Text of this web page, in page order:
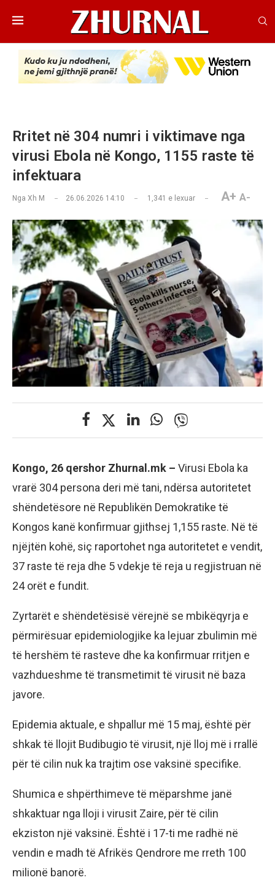
Rritet në 304 numri i viktimave nga
virusi Ebola në Kongo, 1155 raste të
infektuara
Nga Xh M 26.06.2026 14:10 1,341 e lexuar A+ A-
Kongo, 26 qershor Zhurnal.mk – Virusi Ebola ka
vrarë 304 persona deri më tani, ndërsa autoritetet
shëndetësore në Republikën Demokratike të
Kongos kanë konfirmuar gjithsej 1,155 raste. Në të
njëjtën kohë, siç raportohet nga autoritetet e vendit,
37 raste të reja dhe 5 vdekje të reja u regjistruan në
24 orët e fundit.
Zyrtarët e shëndetësisë vërejnë se mbikëqyrja e
përmirësuar epidemiologjike ka lejuar zbulimin më
të hershëm të rasteve dhe ka konfirmuar rritjen e
vazhdueshme të transmetimit të virusit në baza
javore.
Epidemia aktuale, e shpallur më 15 maj, është për
shkak të llojit Budibugio të virusit, një lloj më i rrallë
për të cilin nuk ka trajtim ose vaksinë specifike.
Shumica e shpërthimeve të mëparshme janë
shkaktuar nga lloji i virusit Zaire, për të cilin
ekziston një vaksinë. Është i 17-ti me radhë në
vendin e madh të Afrikës Qendrore me rreth 100
milionë banorë.